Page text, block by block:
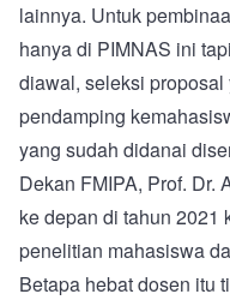
lainnya. Untuk
hanya di PIMNAS ini
diawal, seleksi
pendamping
yang sudah didanai
Dekan FMIPA, Prof. Dr.
ke depan di tahun 2021
penelitian mahasiswa
Betapa hebat dosen itu